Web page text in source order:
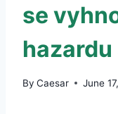
se
hazardu
By Caesar June